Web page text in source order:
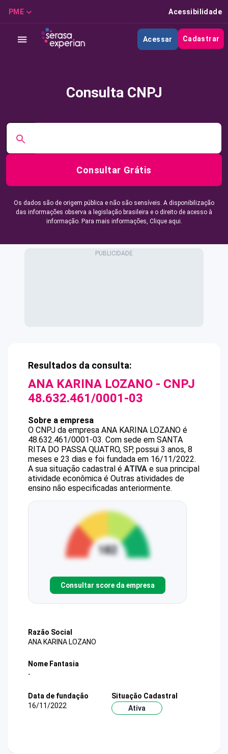
PME Acessibilidade
Acessar Cadastrar
Consulta CNPJ
Consultar Grátis
Os dados são de origem pública e não são sensíveis. A disponibilização
das informações observa a legislação brasileira e o direito de acesso à
informação. Para mais informações, Clique aqui.
Resultados da consulta:
ANA KARINA LOZANO - CNPJ
48.632.461/0001-03
Sobre a empresa
O CNPJ da empresa ANA KARINA LOZANO é
48.632.461/0001-03. Com sede em SANTA
RITA DO PASSA QUATRO, SP, possui 3 anos, 8
meses e 23 dias e foi fundada em 16/11/2022.
A sua situação cadastral é ATIVA e sua principal
atividade econômica é Outras atividades de
ensino não especificadas anteriormente.
Consultar score da empresa
Razão Social
ANA KARINA LOZANO
Nome Fantasia
-
Data de fundação
16/11/2022
Situação Cadastral
Ativa